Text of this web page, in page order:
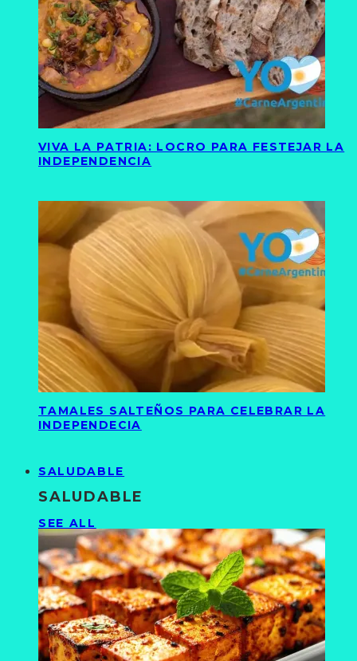
VIVA LA PATRIA: LOCRO PARA FESTEJAR LA
INDEPENDENCIA
TAMALES SALTEÑOS PARA CELEBRAR LA
INDEPENDECIA
SALUDABLE
SALUDABLE
SEE ALL